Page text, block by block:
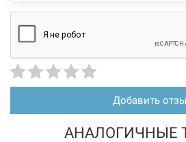
Добавить
АНАЛОГИЧНЫЕ